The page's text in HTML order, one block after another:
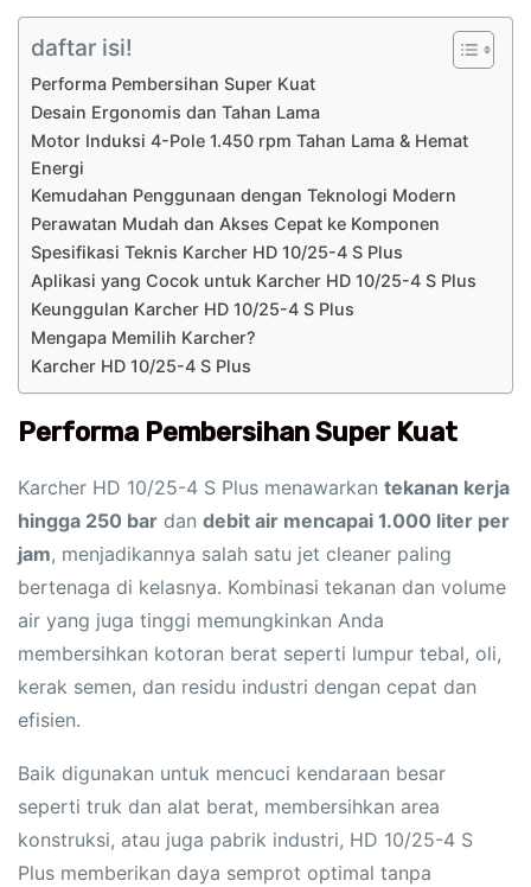
daftar isi!
Performa Pembersihan Super Kuat
Desain Ergonomis dan Tahan Lama
Motor Induksi 4-Pole 1.450 rpm Tahan Lama & Hemat
Energi
Kemudahan Penggunaan dengan Teknologi Modern
Perawatan Mudah dan Akses Cepat ke Komponen
Spesifikasi Teknis Karcher HD 10/25-4 S Plus
Aplikasi yang Cocok untuk Karcher HD 10/25-4 S Plus
Keunggulan Karcher HD 10/25-4 S Plus
Mengapa Memilih Karcher?
Karcher HD 10/25-4 S Plus
Performa Pembersihan Super Kuat
Karcher HD 10/25-4 S Plus menawarkan tekanan kerja
hingga 250 bar dan debit air mencapai 1.000 liter per
jam, menjadikannya salah satu jet cleaner paling
bertenaga di kelasnya. Kombinasi tekanan dan volume
air yang juga tinggi memungkinkan Anda
membersihkan kotoran berat seperti lumpur tebal, oli,
kerak semen, dan residu industri dengan cepat dan
efisien.
Baik digunakan untuk mencuci kendaraan besar
seperti truk dan alat berat, membersihkan area
konstruksi, atau juga pabrik industri, HD 10/25-4 S
Plus memberikan daya semprot optimal tanpa